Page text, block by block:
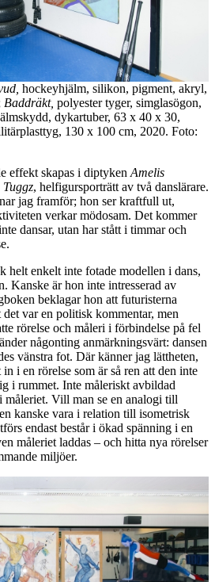
​ hockeyhjälm, silikon, pigment, akryl,
Baddräkt, ​ polyester tyger, simglasögon,
dykartuber, 63 x 40 x 30,
130 x 100 cm, 2020. Foto:
effekt skapas i diptyken Amelis
, helfigursporträtt av två danslärare.
jag framför; hon ser kraftfull ut,
verkar mödosam. Det kommer
dansar, utan har stått i timmar och
helt enkelt inte fotade modellen i dans,
Kanske är hon inte intresserad av
beklagar hon att futuristerna
var en politisk kommentar, men
rörelse och måleri i förbindelse på fel
någonting anmärkningsvärt: dansen
vänstra fot. Där känner jag lättheten,
i en rörelse som är så ren att den inte
i rummet. Inte måleriskt avbildad
måleriet. Vill man se en analogi till
kanske vara i relation till isometrisk
endast består i ökad spänning i en
måleriet laddas – och hitta nya rörelser
miljöer.